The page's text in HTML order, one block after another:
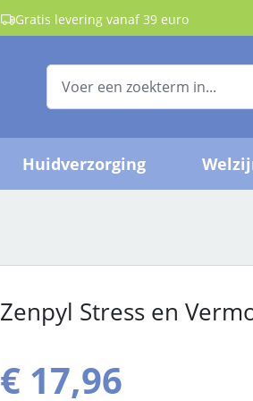
Gratis levering vanaf 39 euro
Huidverzorging
Zenpyl Stress en
€ 17,96